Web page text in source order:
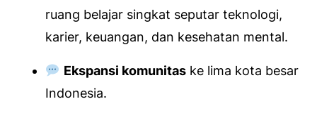
ruang belajar singkat seputar teknologi,
karier, keuangan, dan kesehatan mental.
Ekspansi komunitaske lima kota besar
Indonesia.